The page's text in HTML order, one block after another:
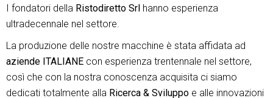
I fondatori della Ristodiretto Srl hanno esperienza
ultradecennale nel settore.
La produzione delle nostre macchine è stata affidata ad
aziende ITALIANE con esperienza trentennale nel settore,
così che con la nostra conoscenza acquisita ci siamo
dedicati totalmente alla Ricerca & Sviluppo e alle innovazioni